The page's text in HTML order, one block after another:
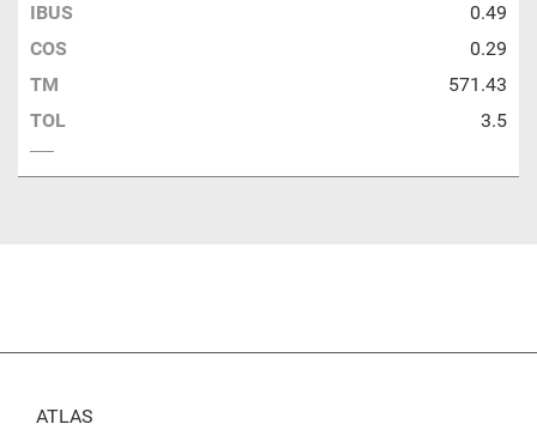
IBUS
0.49
COS
0.29
TM
571.43
TOL
3.5
ATLAS